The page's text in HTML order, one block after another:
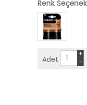
Renk
Adet −
+